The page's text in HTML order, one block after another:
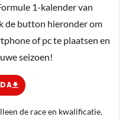
1-kalender van
de button hieronder om
of pc te plaatsen en
seizoen!
de race en kwalificatie.